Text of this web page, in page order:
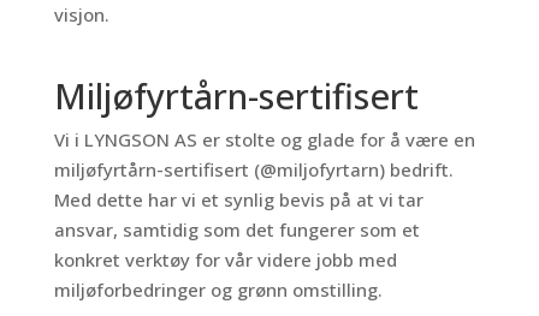
visjon.
Miljøfyrtårn-sertifisert
Vi i LYNGSON AS er stolte og glade for å være en
miljøfyrtårn-sertifisert (@miljofyrtarn) bedrift.
Med dette har vi et synlig bevis på at vi tar
ansvar, samtidig som det fungerer som et
konkret verktøy for vår videre jobb med
miljøforbedringer og grønn omstilling.